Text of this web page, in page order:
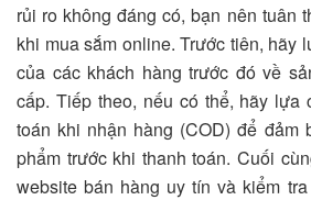
rủi ro không đáng có, bạn nên tuân
khi mua sắm online. Trước tiên, hãy
của các khách hàng trước đó về
cấp. Tiếp theo, nếu có thể, hãy lựa
toán khi nhận hàng (COD) để đảm
phẩm trước khi thanh toán. Cuối
website bán hàng uy tín và kiểm